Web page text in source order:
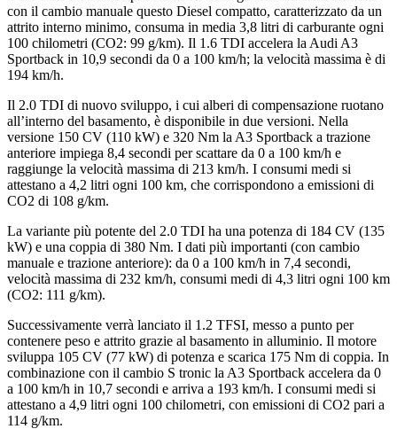
con il cambio manuale questo Diesel compatto, caratterizzato da un
attrito interno minimo, consuma in media 3,8 litri di carburante ogni
100 chilometri (CO2: 99 g/km). Il 1.6 TDI accelera la Audi A3
Sportback in 10,9 secondi da 0 a 100 km/h; la velocità massima è di
194 km/h.
Il 2.0 TDI di nuovo sviluppo, i cui alberi di compensazione ruotano
all’interno del basamento, è disponibile in due versioni. Nella
versione 150 CV (110 kW) e 320 Nm la A3 Sportback a trazione
anteriore impiega 8,4 secondi per scattare da 0 a 100 km/h e
raggiunge la velocità massima di 213 km/h. I consumi medi si
attestano a 4,2 litri ogni 100 km, che corrispondono a emissioni di
CO2 di 108 g/km.
La variante più potente del 2.0 TDI ha una potenza di 184 CV (135
kW) e una coppia di 380 Nm. I dati più importanti (con cambio
manuale e trazione anteriore): da 0 a 100 km/h in 7,4 secondi,
velocità massima di 232 km/h, consumi medi di 4,3 litri ogni 100 km
(CO2: 111 g/km).
Successivamente verrà lanciato il 1.2 TFSI, messo a punto per
contenere peso e attrito grazie al basamento in alluminio. Il motore
sviluppa 105 CV (77 kW) di potenza e scarica 175 Nm di coppia. In
combinazione con il cambio S tronic la A3 Sportback accelera da 0
a 100 km/h in 10,7 secondi e arriva a 193 km/h. I consumi medi si
attestano a 4,9 litri ogni 100 chilometri, con emissioni di CO2 pari a
114 g/km.